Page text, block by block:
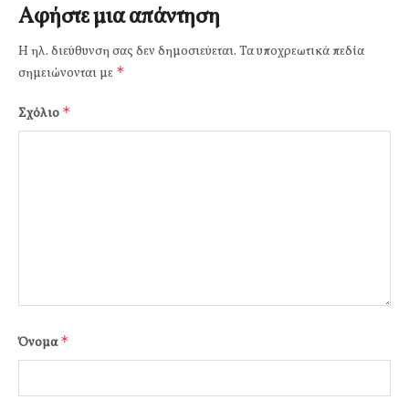
Αφήστε μια απάντηση
Η ηλ. διεύθυνση σας δεν δημοσιεύεται. Τα υποχρεωτικά πεδία
σημειώνονται με *
Σχόλιο *
Όνομα*